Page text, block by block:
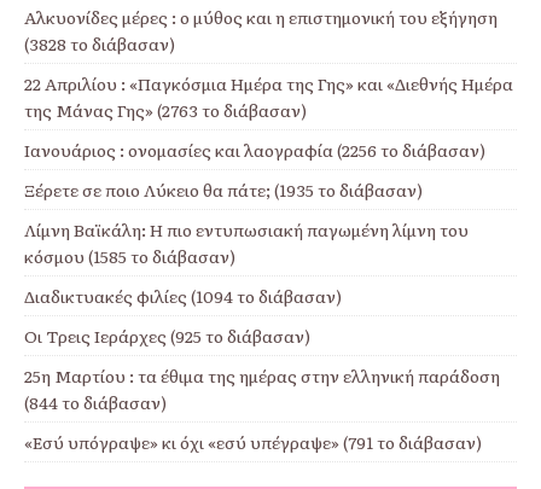
Αλκυονίδες μέρες : ο μύθος και η επιστημονική του εξήγηση
(3828 το διάβασαν)
22 Απριλίου : «Παγκόσμια Ημέρα της Γης» και «Διεθνής Ημέρα
της Μάνας Γης» (2763 το διάβασαν)
Ιανουάριος : ονομασίες και λαογραφία (2256 το διάβασαν)
Ξέρετε σε ποιο Λύκειο θα πάτε; (1935 το διάβασαν)
Λίμνη Βαϊκάλη: Η πιο εντυπωσιακή παγωμένη λίμνη του
κόσμου (1585 το διάβασαν)
Διαδικτυακές φιλίες (1094 το διάβασαν)
Οι Τρεις Ιεράρχες (925 το διάβασαν)
25η Μαρτίου : τα έθιμα της ημέρας στην ελληνική παράδοση
(844 το διάβασαν)
«Εσύ υπόγραψε» κι όχι «εσύ υπέγραψε» (791 το διάβασαν)